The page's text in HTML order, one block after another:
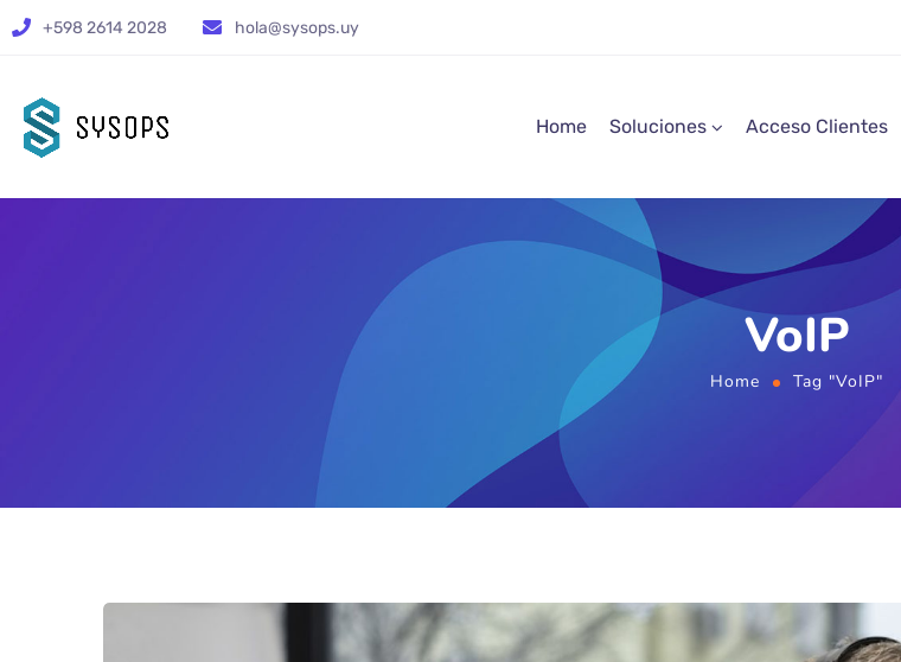
+598 2614 2028 hola@sysops.uy
Home Soluciones Acceso Clientes
VoIP
Home Tag "VoIP"